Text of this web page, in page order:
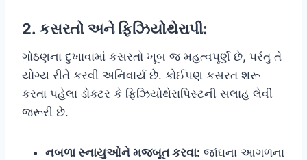
2. કસરતો અને ફિઝિયોથેરાપી:
ગોઠણના દુખાવામાં કસરતો ખૂબ જ મહત્વપૂર્ણ છે, પરંતુ તે
યોગ્ય રીતે કરવી અનિવાર્ય છે. કોઈપણ કસરત શરૂ
કરતા પહેલા ડોક્ટર કે ફિઝિયોથેરાપિસ્ટની સલાહ લેવી
જરૂરી છે.
નબળા સ્નાયુઓને મજબૂત કરવા: જાંઘના આગળના